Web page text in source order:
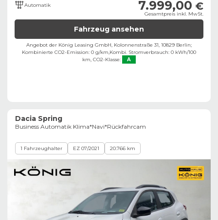
Automatik
7.999,00 €
Gesamtpreis inkl. MwSt.
Fahrzeug ansehen
Angebot der König Leasing GmbH, Kolonnenstraße 31, 10829 Berlin;
Kombinierte CO2-Emission: 0 g/km,Kombi. Stromverbrauch: 0 kWh/100
km, CO2-Klasse: A
Dacia Spring
Business Automatik Klima*Navi*Rückfahrcam
1 Fahrzeughalter EZ 07/2021 20.766 km